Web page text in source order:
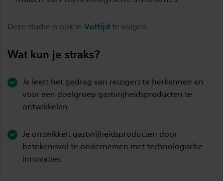
Deze studie is ook in Voltijd te volgen
Wat kun je straks?
Je leert het gedrag van reizigers te herkennen en
voor een doelgroep gastvrijheidsproducten te
ontwikkelen.
Je ontwikkelt gastvrijheidsproducten door
betekenisvol te ondernemen met technologische
innovaties.